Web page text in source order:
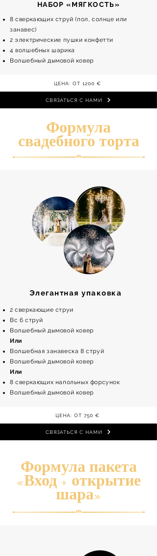
НАБОР «МЯГКОСТЬ»
8 сверкающих струй (пол, солнце или
занавес)
2 электрические пушки конфетти
4 волшебных шарика
Волшебный дымовой ковер
ЦЕНА: ОТ 1200 €
СВЯЗАТЬСЯ С НАМИ
Формула
свадебного торта
Элегантная упаковка
2 сверкающие струи
Вс 6 струй
Волшебный дымовой ковер
Или
Волшебная занавеска 8 струй
Волшебный дымовой ковер
Или
8 сверкающих напольных форсунок
Волшебный дымовой ковер
ЦЕНА: ОТ 750 €
СВЯЗАТЬСЯ С НАМИ
Формула пакета
«Вход + открытие
шара»